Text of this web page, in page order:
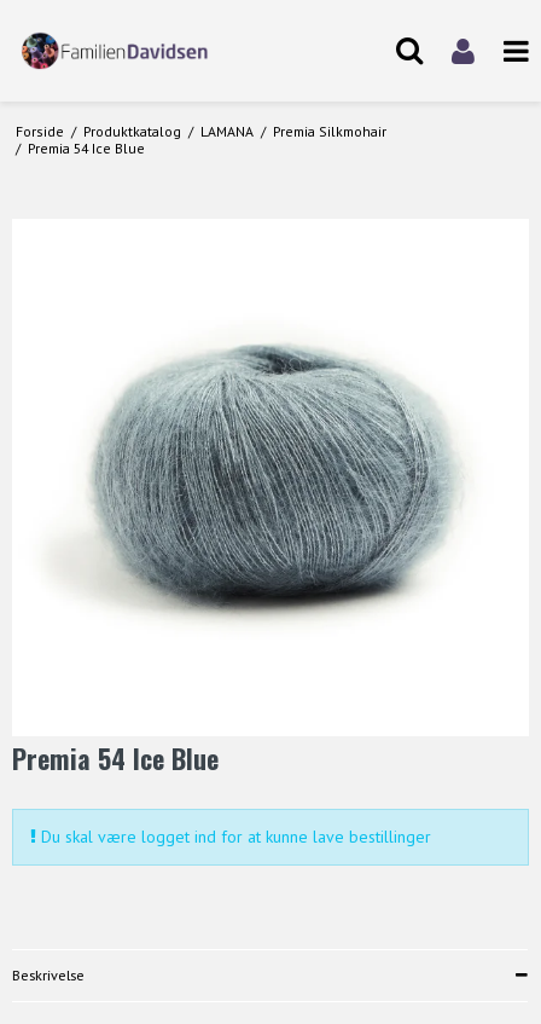
Forside / Produktkatalog / LAMANA / Premia Silkmohair
/ Premia 54 Ice Blue
Premia 54 Ice Blue
Du skal være logget ind for at kunne lave bestillinger
Beskrivelse